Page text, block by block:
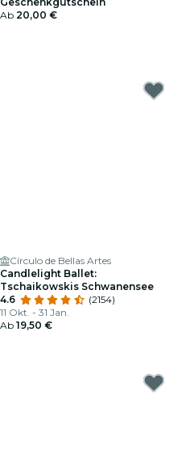
Ab 20,00 €
Círculo de Bellas Artes
Candlelight Ballet:
Tschaikowskis Schwanensee
4.6
(2154)
11 Okt. - 31 Jan.
Ab 19,50 €